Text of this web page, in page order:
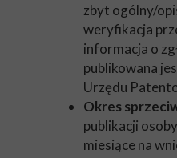
zbyt ogólny/
weryfikacja
informacja o
publikowana
Urzędu
Okres
publikacji
miesiące na